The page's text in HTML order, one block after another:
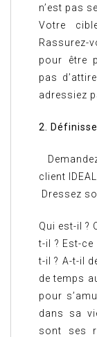
n’est pas
Votre
pour être
pas
adressiez
2.
client
Dressez
Qui est-il ?
t-il ? Est-ce
t-il ? A-t-il
de temps
pour
dans sa
sont ses